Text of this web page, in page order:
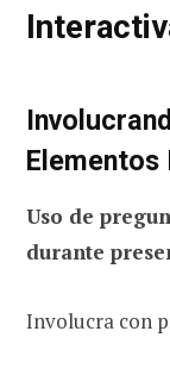
Uso de
durante
Involucra con